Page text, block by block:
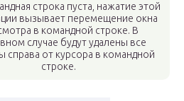
строка пуста, нажатие этой
вызывает перемещение окна
в командной строке. В
случае будут удалены все
справа от курсора в командной
строке.